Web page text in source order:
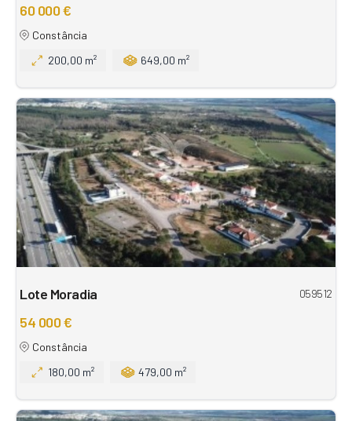
60 000 €
Constância
200,00 m²
649,00 m²
Lote Moradia 059512
54 000 €
Constância
180,00 m²
479,00 m²